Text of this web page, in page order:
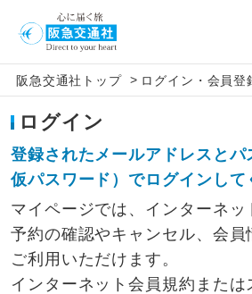
阪急交通社トップ > ログイン・会員登
ログイン
登録されたメールアドレスとパ
仮パスワード）でログインして
マイページでは、インターネッ
予約の確認やキャンセル、会員
ご利用いただけます。
インターネット会員規約または